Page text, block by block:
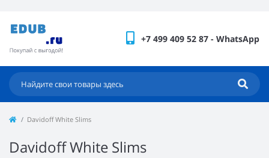
+7 499 409 52 87 - WhatsApp
Davidoff White Slims
Davidoff White Slims